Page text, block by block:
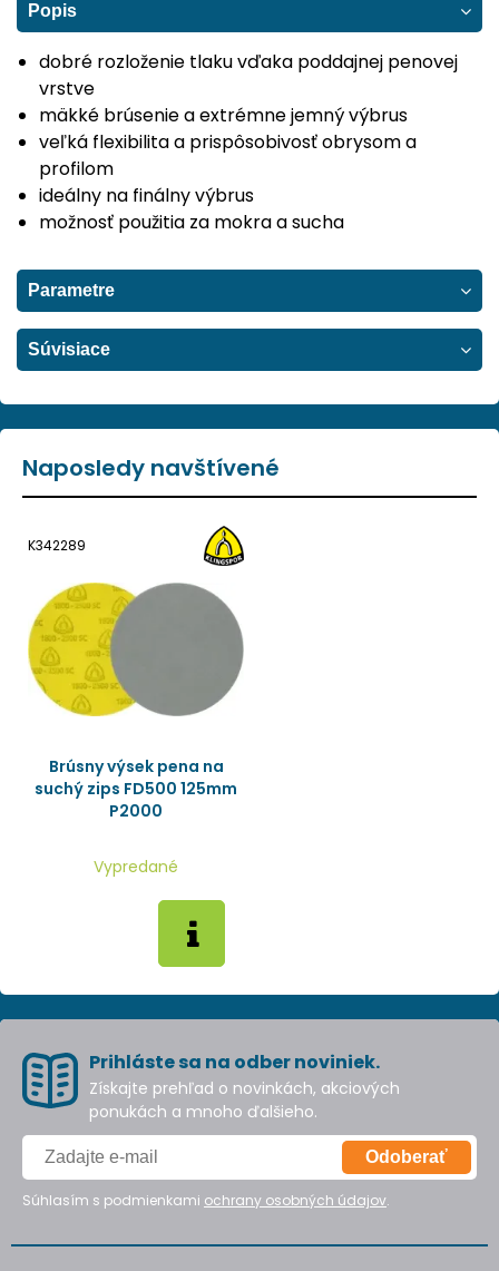
Popis
dobré rozloženie tlaku vďaka poddajnej penovej
vrstve
mäkké brúsenie a extrémne jemný výbrus
veľká flexibilita a prispôsobivosť obrysom a
profilom
ideálny na finálny výbrus
možnosť použitia za mokra a sucha
Parametre
Súvisiace
Naposledy navštívené
K342289
Brúsny výsek pena na
suchý zips FD500 125mm
P2000
Vypredané
Prihláste sa na odber noviniek.
Získajte prehľad o novinkách, akciových
ponukách a mnoho ďalšieho.
Odoberať
Súhlasím s podmienkami ochrany osobných údajov.